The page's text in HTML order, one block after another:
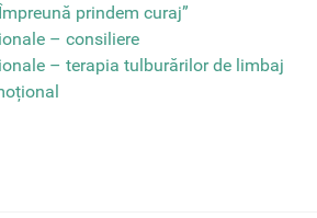
prindem curaj”
– consiliere
– terapia tulburărilor de limbaj